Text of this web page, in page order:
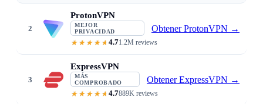
2
ProtonVPN
MEJOR
PRIVACIDAD
4.71.2M reviews
Obtener ProtonVPN →
3
ExpressVPN
MÁS
COMPROBADO
4.7889K reviews
Obtener ExpressVPN →